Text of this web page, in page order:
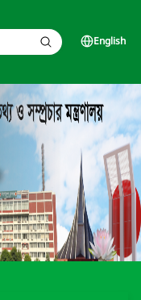
English